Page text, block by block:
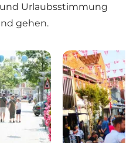
Urlaubsstimmung
gehen.
Handel i